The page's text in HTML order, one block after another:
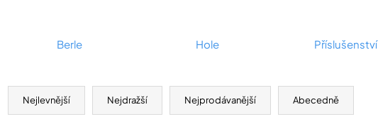
Berle Hole Příslušenství
Ř
Nejlevnější Nejdražší Nejprodávanější Abecedně